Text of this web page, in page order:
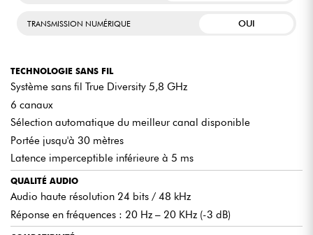
TRANSMISSION NUMÉRIQUE OUI
TECHNOLOGIE SANS FIL
Système sans fil True Diversity 5,8 GHz
6 canaux
Sélection automatique du meilleur canal disponible
Portée jusqu'à 30 mètres
Latence imperceptible inférieure à 5 ms
QUALITÉ AUDIO
Audio haute résolution 24 bits / 48 kHz
Réponse en fréquences : 20 Hz – 20 KHz (-3 dB)